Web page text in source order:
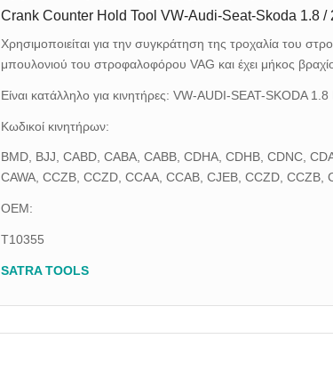
Crank Counter Hold Tool VW-Audi-Seat-Skoda 1.8 /
Χρησιμοποιείται για την συγκράτηση της τροχαλία του
μπουλονιού του στροφαλοφόρου VAG και έχει μήκος
Είναι κατάλληλο για κινητήρες: VW-AUDI-SEAT-SKODA
Κωδικοί κινητήρων:
BMD, BJJ, CABD, CABA, CABB, CDHA, CDHB, CDNC,
CAWA, CCZB, CCZD, CCAA, CCAB, CJEB, CCZD, CCZB,
ΟΕΜ:
T10355
SATRA TOOLS